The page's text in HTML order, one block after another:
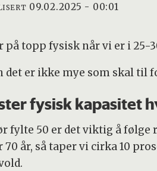
09.02.2025 - 00:01
på topp fysisk når vi er i 25-
det er ikke mye som skal til
fysisk kapasitet
fylte 50 er det viktig å
70 år, så taper vi cirka 10